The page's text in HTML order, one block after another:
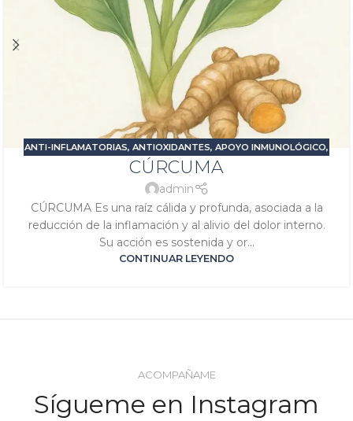
ANTI-INFLAMATORIAS, ANTIOXIDANTES, APOYO INMUNOLÓGICO,
DOLOR E INFLAMACIÓN,PROBLEMAS DIGESTIVOS
JÚPITER, SIGNATURA SOL
CÚRCUMA
admin
CÚRCUMA Es una raíz cálida y profunda, asociada a la
reducción de la inflamación y al alivio del dolor interno.
Su acción es sostenida y or...
CONTINUAR LEYENDO
ACOMPAÑAME
Sígueme en Instagram